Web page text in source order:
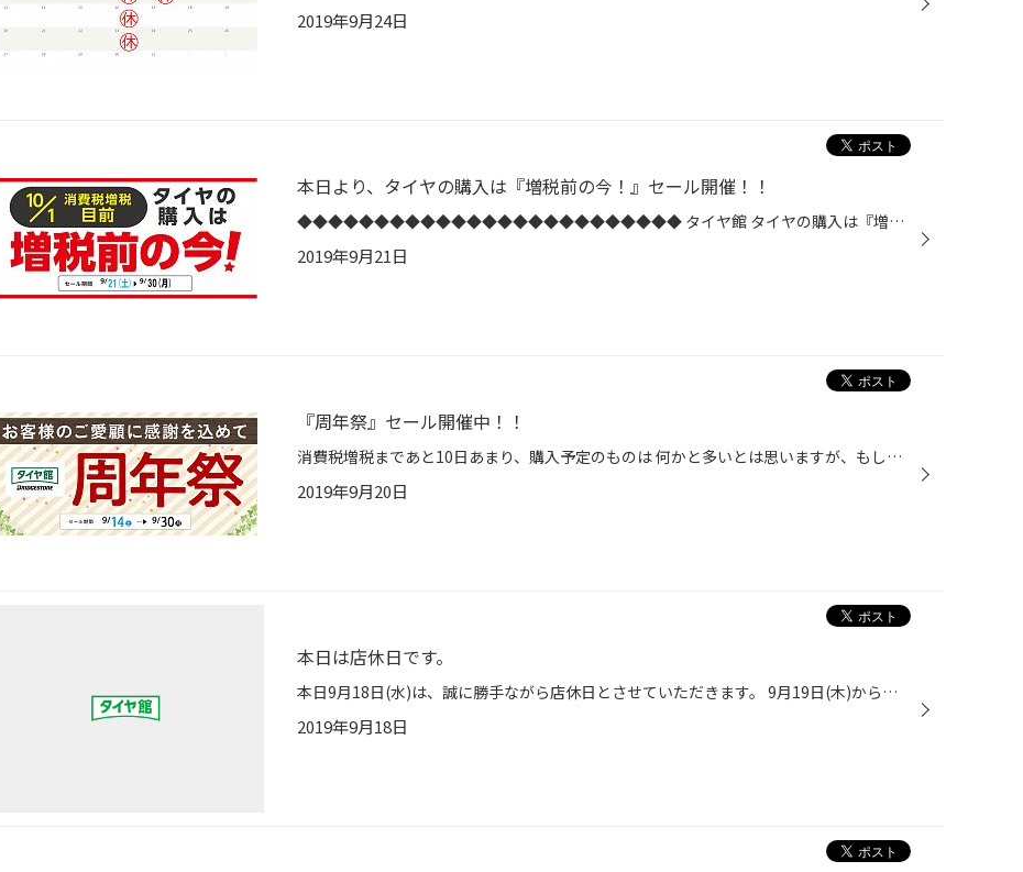
2019年9月24日
本日より、タイヤの購入は『増税前の今！』セール開催！！
◆◆◆◆◆◆◆◆◆◆◆◆◆◆◆◆◆◆◆◆◆◆◆◆◆ タイヤ館 タイヤの購入は『増税前の今！』 セール期間：9月21日(土)～9月30日(月)◆◆◆◆◆◆◆◆◆◆◆◆◆◆◆◆◆◆◆◆◆◆◆◆◆ 10月1日からの消費税増税が目前となりました。愛車のタイヤを購入予定の方は、増税前の今がおすすめです。 お買い得タイヤから車種別専用設計のタイヤ...
2019年9月21日
『周年祭』セール開催中！！
消費税増税まであと10日あまり、購入予定のものは 何かと多いとは思いますが、もしタイヤ交換が必要 でしたらお早めに！ ◆◆◆◆◆◆◆◆◆◆◆◆◆◆◆◆◆◆◆◆◆◆◆◆◆ タイヤ館 『周年祭』 セール期間：9月14日(土)～9月30日(月)◆◆◆◆◆◆◆◆◆◆◆◆◆◆◆◆◆◆◆◆◆◆◆◆◆ いつも当店をご愛顧いただき、誠にありがとう...
2019年9月20日
本日は店休日です。
本日9月18日(水)は、誠に勝手ながら店休日とさせていただきます。 9月19日(木)からは通常営業となりますので、 皆様のご来店をお待ちしております。
2019年9月18日